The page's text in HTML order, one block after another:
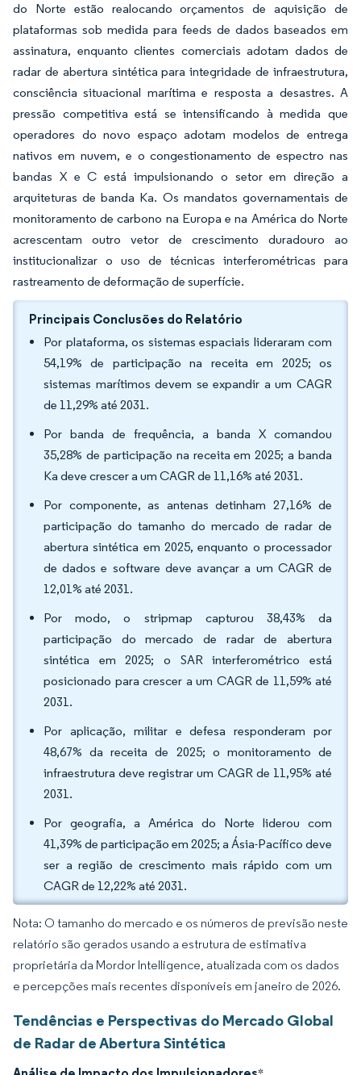
do Norte estão realocando orçamentos de aquisição de
plataformas sob medida para feeds de dados baseados em
assinatura, enquanto clientes comerciais adotam dados de
radar de abertura sintética para integridade de infraestrutura,
consciência situacional marítima e resposta a desastres. A
pressão competitiva está se intensificando à medida que
operadores do novo espaço adotam modelos de entrega
nativos em nuvem, e o congestionamento de espectro nas
bandas X e C está impulsionando o setor em direção a
arquiteturas de banda Ka. Os mandatos governamentais de
monitoramento de carbono na Europa e na América do Norte
acrescentam outro vetor de crescimento duradouro ao
institucionalizar o uso de técnicas interferométricas para
rastreamento de deformação de superfície.
Principais Conclusões do Relatório
Por plataforma, os sistemas espaciais lideraram com
54,19% de participação na receita em 2025; os
sistemas marítimos devem se expandir a um CAGR
de 11,29% até 2031.
Por banda de frequência, a banda X comandou
35,28% de participação na receita em 2025; a banda
Ka deve crescer a um CAGR de 11,16% até 2031.
Por componente, as antenas detinham 27,16% de
participação do tamanho do mercado de radar de
abertura sintética em 2025, enquanto o processador
de dados e software deve avançar a um CAGR de
12,01% até 2031.
Por modo, o stripmap capturou 38,43% da
participação do mercado de radar de abertura
sintética em 2025; o SAR interferométrico está
posicionado para crescer a um CAGR de 11,59% até
2031.
Por aplicação, militar e defesa responderam por
48,67% da receita de 2025; o monitoramento de
infraestrutura deve registrar um CAGR de 11,95% até
2031.
Por geografia, a América do Norte liderou com
41,39% de participação em 2025; a Ásia-Pacífico deve
ser a região de crescimento mais rápido com um
CAGR de 12,22% até 2031.
Nota: O tamanho do mercado e os números de previsão neste
relatório são gerados usando a estrutura de estimativa
proprietária da Mordor Intelligence, atualizada com os dados
e percepções mais recentes disponíveis em janeiro de 2026.
Tendências e Perspectivas do Mercado Global
de Radar de Abertura Sintética